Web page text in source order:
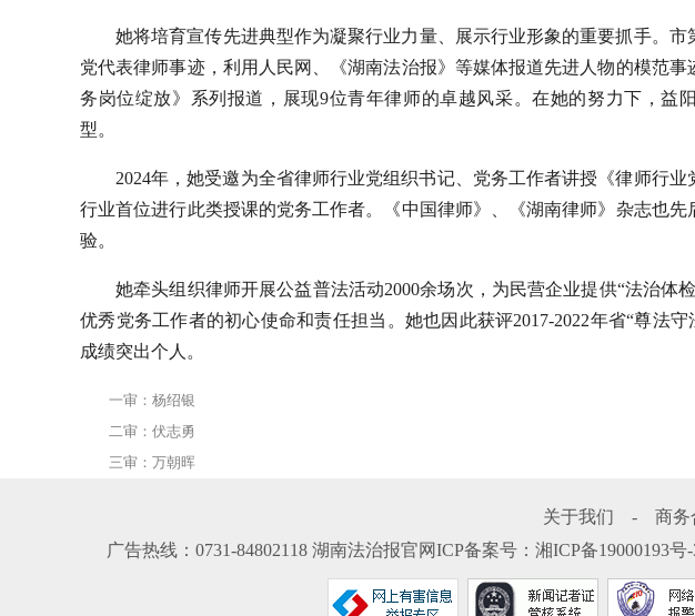
她将培育宣传先进典型作为凝聚行业力量、展示行业形象的重要抓手。
党代表律师事迹，利用人民网、《湖南法治报》等媒体报道先进人物的模范事
务岗位绽放》系列报道，展现9位青年律师的卓越风采。在她的努力下，益
型。
2024年，她受邀为全省律师行业党组织书记、党务工作者讲授《律师行
行业首位进行此类授课的党务工作者。《中国律师》、《湖南律师》杂志也
验。
她牵头组织律师开展公益普法活动2000余场次，为民营企业提供“法治体
优秀党务工作者的初心使命和责任担当。她也因此获评2017-2022年省“尊法
成绩突出个人。
一审：杨绍银
二审：伏志勇
三审：万朝晖
关于我们 - 商务
广告热线：0731-84802118 湖南法治报官网ICP备案号： 湘ICP备19000193号